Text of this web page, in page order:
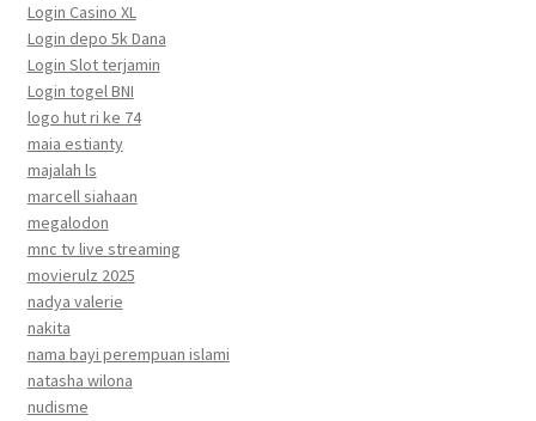
Login Casino XL
Login depo 5k Dana
Login Slot terjamin
Login togel BNI
logo hut ri ke 74
maia estianty
majalah ls
marcell siahaan
megalodon
mnc tv live streaming
movierulz 2025
nadya valerie
nakita
nama bayi perempuan islami
natasha wilona
nudisme